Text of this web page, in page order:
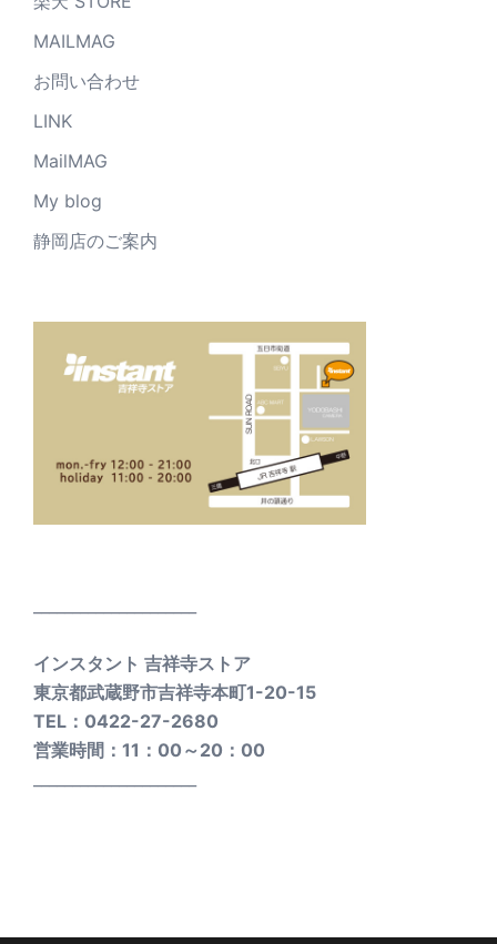
MAILMAG
お問い合わせ
LINK
MailMAG
My blog
静岡店のご案内
インスタント 吉祥寺ストア
東京都武蔵野市吉祥寺本町1-20-15
TEL：0422-27-2680
営業時間：11：00～20：00